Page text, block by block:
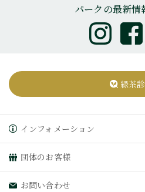
パークの最新情
緑茶
インフォメーション
団体のお客様
お問い合わせ